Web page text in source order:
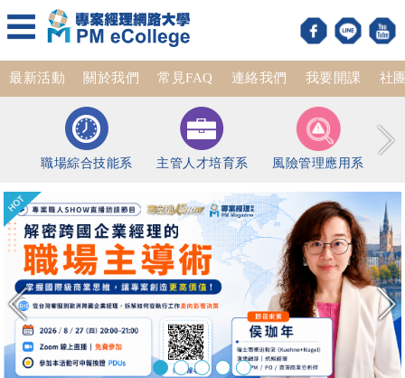
最新活動 關於我們 常見FAQ 連絡我們 我要開課 社
職場綜合技能系 主管人才培育系 風險管理應用系